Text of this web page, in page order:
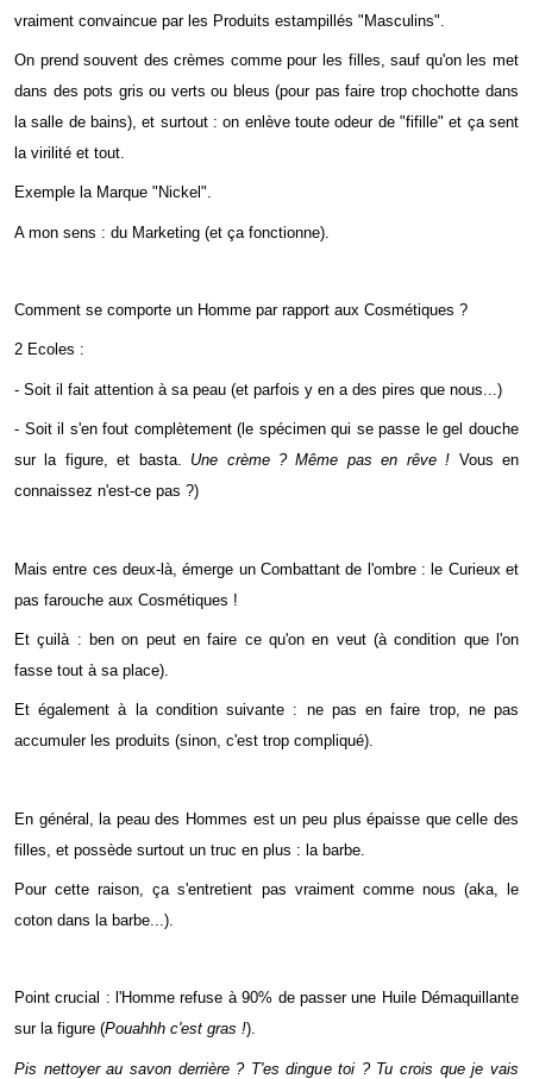
vraiment convaincue par les Produits estampillés "Masculins".
On prend souvent des crèmes comme pour les filles, sauf qu'on les met
dans des pots gris ou verts ou bleus (pour pas faire trop chochotte dans
la salle de bains), et surtout : on enlève toute odeur de "fifille" et ça sent
la virilité et tout.
Exemple la Marque "Nickel".
A mon sens : du Marketing (et ça fonctionne).
Comment se comporte un Homme par rapport aux Cosmétiques ?
2 Ecoles :
- Soit il fait attention à sa peau (et parfois y en a des pires que nous...)
- Soit il s'en fout complètement (le spécimen qui se passe le gel douche
sur la figure, et basta. Une crème ? Même pas en rêve ! Vous en
connaissez n'est-ce pas ?)
Mais entre ces deux-là, émerge un Combattant de l'ombre : le Curieux et
pas farouche aux Cosmétiques !
Et çuilà : ben on peut en faire ce qu'on en veut (à condition que l'on
fasse tout à sa place).
Et également à la condition suivante : ne pas en faire trop, ne pas
accumuler les produits (sinon, c'est trop compliqué).
En général, la peau des Hommes est un peu plus épaisse que celle des
filles, et possède surtout un truc en plus : la barbe.
Pour cette raison, ça s'entretient pas vraiment comme nous (aka, le
coton dans la barbe...).
Point crucial : l'Homme refuse à 90% de passer une Huile Démaquillante
sur la figure (Pouahhh c'est gras !).
Pis nettoyer au savon derrière ? T'es dingue toi ? Tu crois que je vais